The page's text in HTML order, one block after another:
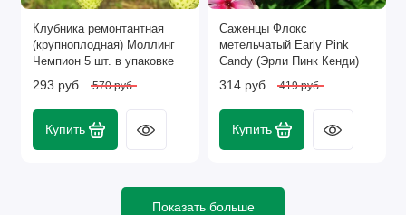
Клубника ремонтантная
(крупноплодная) Моллинг
Чемпион 5 шт. в упаковке
293 руб. 570 руб.
Купить
Саженцы Флокс
метельчатый Early Pink
Candy (Эрли Пинк Кенди)
314 руб. 419 руб.
Купить
Показать больше